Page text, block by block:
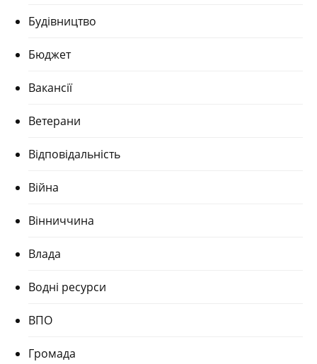
Будівництво
Бюджет
Вакансії
Ветерани
Відповідальність
Війна
Вінниччина
Влада
Водні ресурси
ВПО
Громада